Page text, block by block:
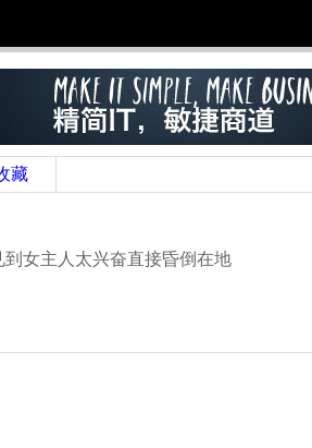
藏
女主人太兴奋直接昏倒在地